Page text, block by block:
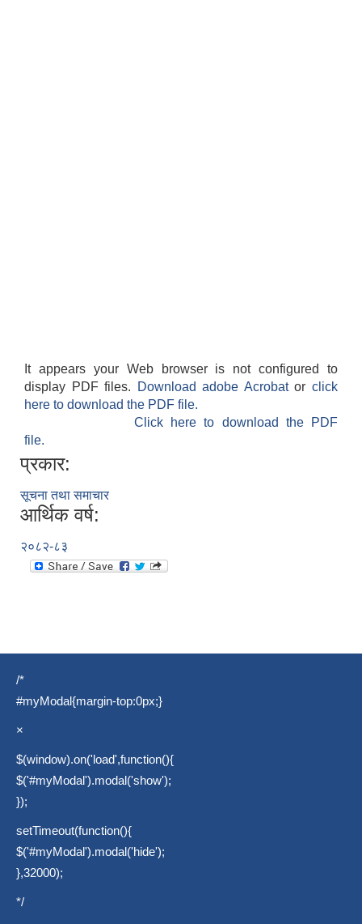
It appears your Web browser is not configured to
display PDF files.
Download adobe Acrobatorclick
here to download the PDF file.
Click here to download the PDF
file.
प्रकार:
सूचना तथा समाचार
आर्थिक वर्ष:
२०८२-८३
/*
#myModal{margin-top:0px;}
×
$(window).on('load',function(){
$('#myModal').modal('show');
});
setTimeout(function(){
$('#myModal').modal('hide');
},32000);
*/